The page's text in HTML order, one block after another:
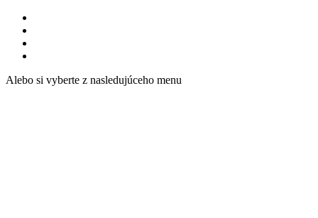
Alebo si vyberte z nasledujúceho menu